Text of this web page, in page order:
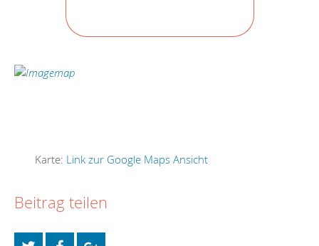
Karte: Link zur Google Maps Ansicht
Beitrag teilen